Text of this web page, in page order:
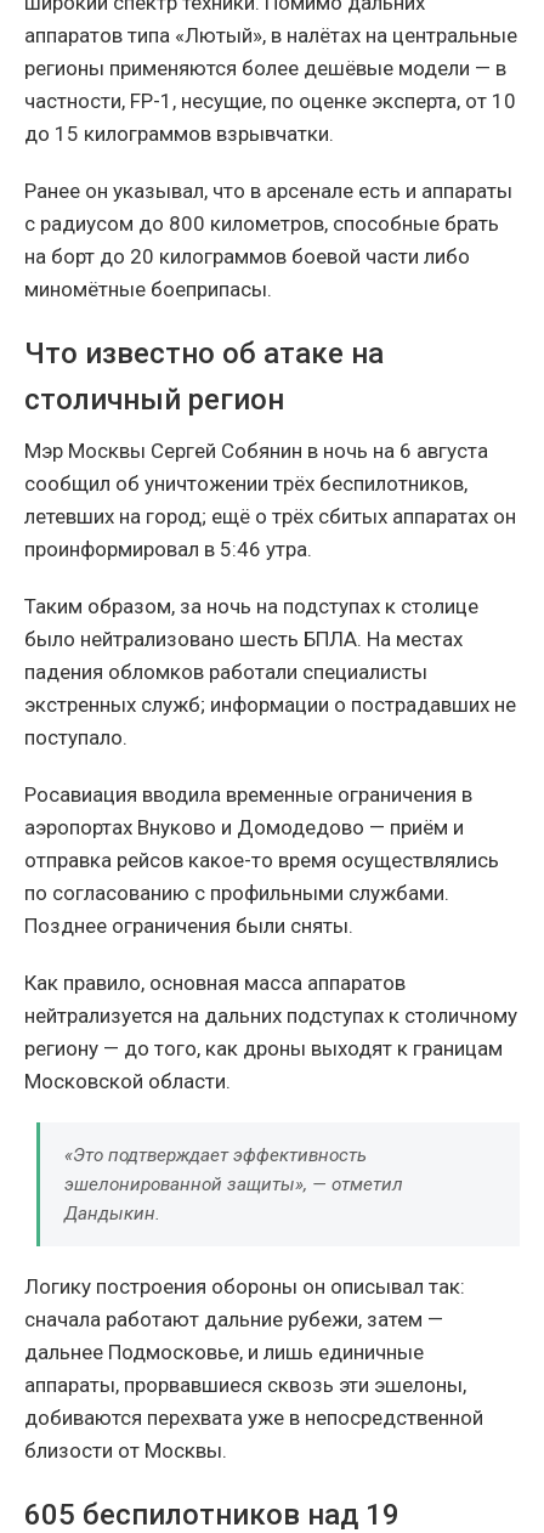
аппаратов типа «Лютый», в налётах на центральные
регионы применяются более дешёвые модели — в
частности, FP-1, несущие, по оценке эксперта, от 10
до 15 килограммов взрывчатки.
Ранее он указывал, что в арсенале есть и аппараты
с радиусом до 800 километров, способные брать
на борт до 20 килограммов боевой части либо
миномётные боеприпасы.
Что известно об атаке на
столичный регион
Мэр Москвы Сергей Собянин в ночь на 6 августа
сообщил об уничтожении трёх беспилотников,
летевших на город; ещё о трёх сбитых аппаратах он
проинформировал в 5:46 утра.
Таким образом, за ночь на подступах к столице
было нейтрализовано шесть БПЛА. На местах
падения обломков работали специалисты
экстренных служб; информации о пострадавших не
поступало.
Росавиация вводила временные ограничения в
аэропортах Внуково и Домодедово — приём и
отправка рейсов какое-то время осуществлялись
по согласованию с профильными службами.
Позднее ограничения были сняты.
Как правило, основная масса аппаратов
нейтрализуется на дальних подступах к столичному
региону — до того, как дроны выходят к границам
Московской области.
«Это подтверждает эффективность
эшелонированной защиты», — отметил
Дандыкин.
Логику построения обороны он описывал так:
сначала работают дальние рубежи, затем —
дальнее Подмосковье, и лишь единичные
аппараты, прорвавшиеся сквозь эти эшелоны,
добиваются перехвата уже в непосредственной
близости от Москвы.
605 беспилотников над 19